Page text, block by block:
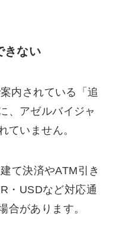
きない
内されている「追
、アゼルバイジャ
ていません。
て決済やATM引き
・USDなど対応通
合があります。